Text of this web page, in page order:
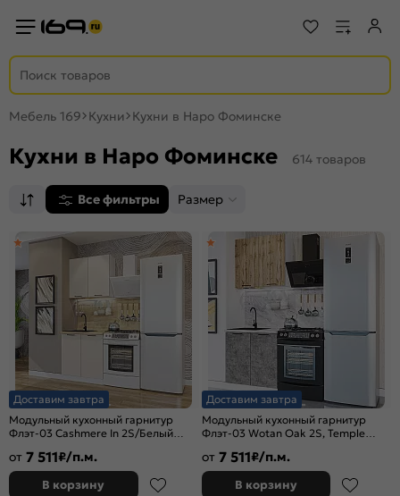
Мебель 169 Кухни Кухни в Наро Фоминске
Кухни в Наро Фоминске 614 товаров
Все фильтры Размер
Доставим завтра
Модульный кухонный гарнитур
Флэт-03 Cashmere In 2S/Белый
от 7 511₽/п.м.
В корзину
Доставим завтра
Модульный кухонный гарнитур
Флэт-03 Wotan Oak 2S, Temple
от 7 511₽/п.м.
В корзину